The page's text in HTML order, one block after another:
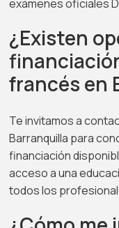
exámenes oficiales
¿Existen
francés en
Te invitamos a
Barranquilla para
financiación
acceso a una
todos los